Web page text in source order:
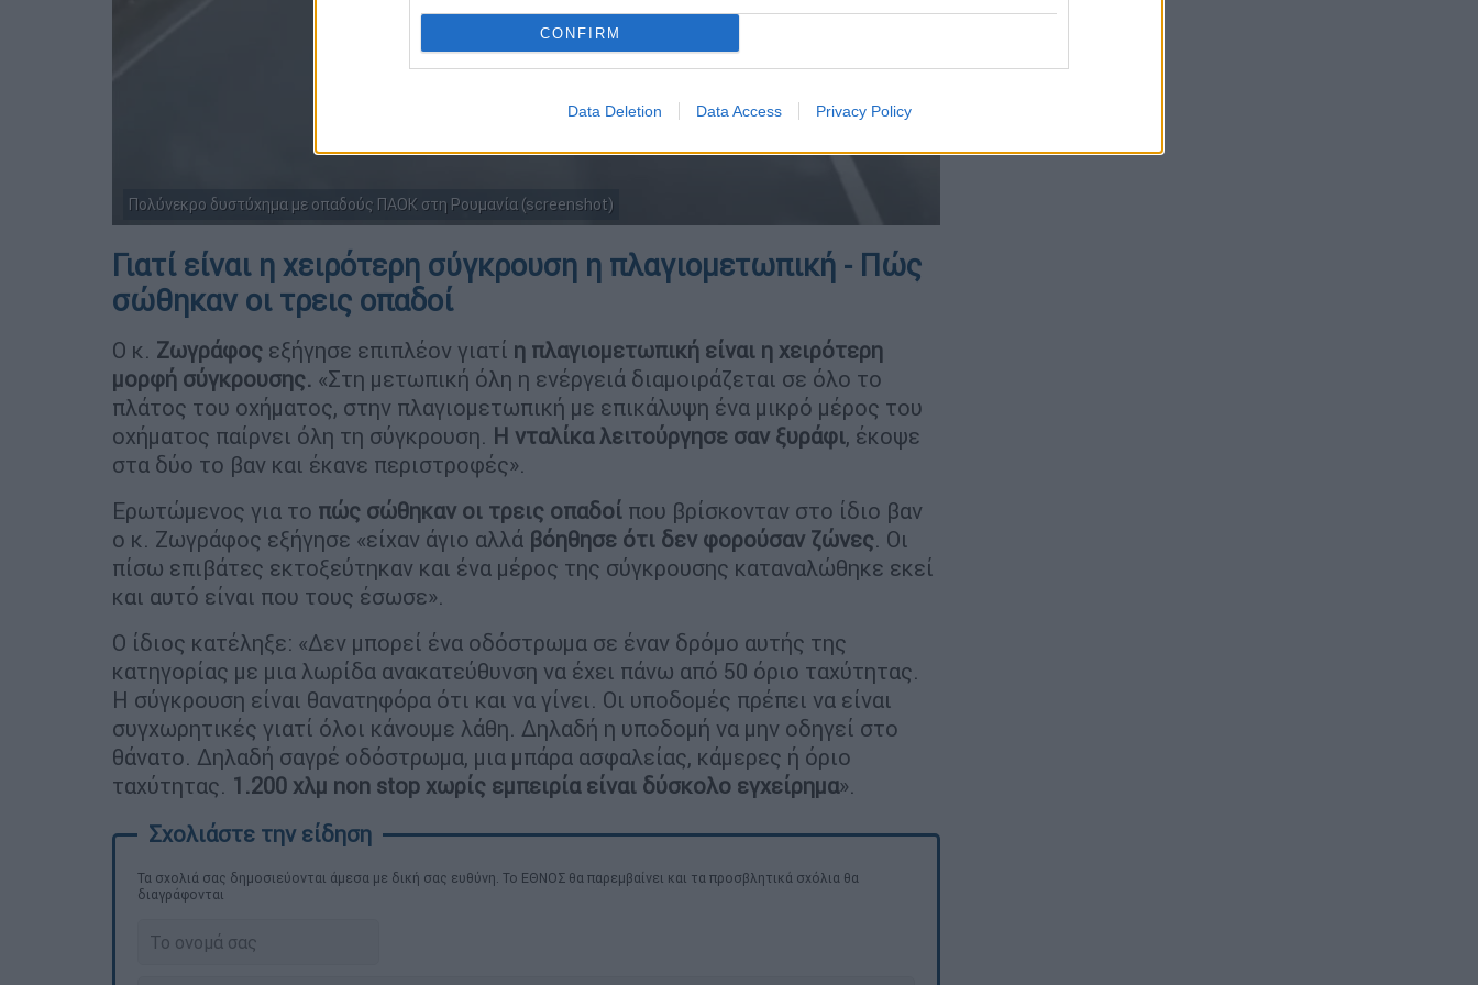
CONFIRM
Data Deletion Data Access Privacy Policy
Πολύνεκρο δυστύχημα με οπαδούς ΠΑΟΚ στη Ρουμανία (screenshot)
Γιατί είναι η χειρότερη σύγκρουση η πλαγιομετωπική - Πώς
σώθηκαν οι τρεις οπαδοί
Ο κ. Ζωγράφος εξήγησε επιπλέον γιατί η πλαγιομετωπική είναι η χειρότερη
μορφή σύγκρουσης. «Στη μετωπική όλη η ενέργειά διαμοιράζεται σε όλο το
πλάτος του οχήματος, στην πλαγιομετωπική με επικάλυψη ένα μικρό μέρος του
οχήματος παίρνει όλη τη σύγκρουση. Η νταλίκα λειτούργησε σαν ξυράφι, έκοψε
στα δύο το βαν και έκανε περιστροφές».
Ερωτώμενος για το πώς σώθηκαν οι τρεις οπαδοί που βρίσκονταν στο ίδιο βαν
ο κ. Ζωγράφος εξήγησε «είχαν άγιο αλλά βόηθησε ότι δεν φορούσαν ζώνες. Οι
πίσω επιβάτες εκτοξεύτηκαν και ένα μέρος της σύγκρουσης καταναλώθηκε εκεί
και αυτό είναι που τους έσωσε».
Ο ίδιος κατέληξε: «Δεν μπορεί ένα οδόστρωμα σε έναν δρόμο αυτής της
κατηγορίας με μια λωρίδα ανακατεύθυνση να έχει πάνω από 50 όριο ταχύτητας.
Η σύγκρουση είναι θανατηφόρα ότι και να γίνει. Οι υποδομές πρέπει να είναι
συγχωρητικές γιατί όλοι κάνουμε λάθη. Δηλαδή η υποδομή να μην οδηγεί στο
θάνατο. Δηλαδή σαγρέ οδόστρωμα, μια μπάρα ασφαλείας, κάμερες ή όριο
ταχύτητας. 1.200 χλμ non stop χωρίς εμπειρία είναι δύσκολο εγχείρημα».
Τα σχολιά σας δημοσιεύονται άμεσα με δική σας ευθύνη. Το ΕΘΝΟΣ θα παρεμβαίνει και τα προσβλητικά σχόλια θα
διαγράφονται